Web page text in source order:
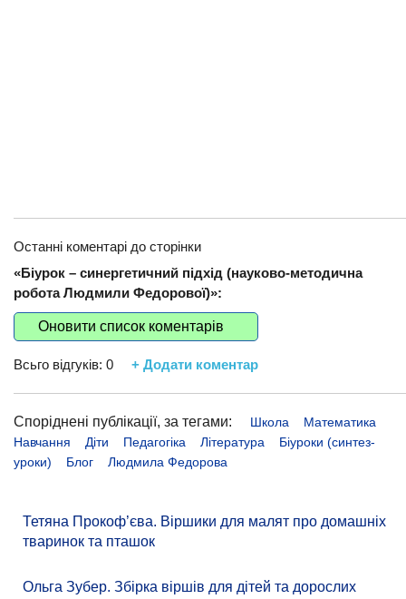
Останні коментарі до сторінки
«Біурок – синергетичний підхід (науково-методична
робота Людмили Федорової)»:
Оновити список коментарів
Всьго відгуків: 0 + Додати коментар
Споріднені публікації, за тегами: Школа
Математика
Навчання
Діти Педагогіка Література
Біуроки (синтез-
уроки)
Блог Людмила Федорова
Тетяна Прокоф’єва. Віршики для малят про домашніх
тваринок та пташок
Ольга Зубер. Збірка віршів для дітей та дорослих